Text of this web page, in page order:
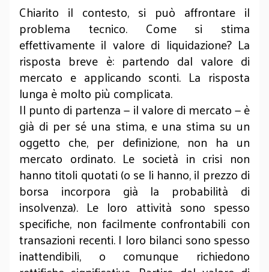
Chiarito il contesto, si può affrontare il
problema tecnico. Come si stima
effettivamente il valore di liquidazione? La
risposta breve è: partendo dal valore di
mercato e applicando sconti. La risposta
lunga è molto più complicata.
Il punto di partenza — il valore di mercato — è
già di per sé una stima, e una stima su un
oggetto che, per definizione, non ha un
mercato ordinato. Le società in crisi non
hanno titoli quotati (o se li hanno, il prezzo di
borsa incorpora già la probabilità di
insolvenza). Le loro attività sono spesso
specifiche, non facilmente confrontabili con
transazioni recenti. I loro bilanci sono spesso
inattendibili, o comunque richiedono